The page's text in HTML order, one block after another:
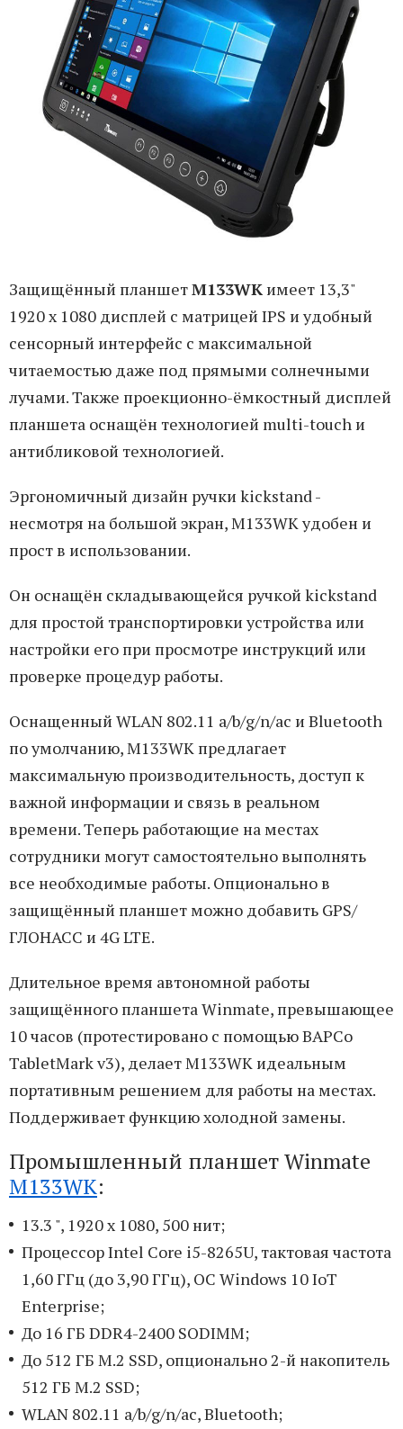
Защищённый планшетM133WK имеет 13,3"
1920 x 1080 дисплей с матрицей IPS и удобный
сенсорный интерфейс с максимальной
читаемостью даже под прямыми солнечными
лучами. Также проекционно-ёмкостный дисплей
планшета оснащён технологией multi-touch и
антибликовой технологией.
Эргономичный дизайн ручки kickstand -
несмотря на большой экран, M133WK удобен и
прост в использовании.
Он оснащён складывающейся ручкой kickstand
для простой транспортировки устройства или
настройки его при просмотре инструкций или
проверке процедур работы.
Оснащенный WLAN 802.11 a/b/g/n/ac и Bluetooth
по умолчанию, M133WK предлагает
максимальную производительность, доступ к
важной информации и связь в реальном
времени. Теперь работающие на местах
сотрудники могут самостоятельно выполнять
все необходимые работы. Опционально в
защищённый планшет можно добавить GPS/
ГЛОНАСС и 4G LTE.
Длительное время автономной работы
защищённого планшета Winmate, превышающее
10 часов (протестировано с помощью BAPCo
TabletMark v3), делает M133WK идеальным
портативным решением для работы на местах.
Поддерживает функцию холодной замены.
Промышленный планшет Winmate
M133WK:
13.3 ", 1920 x 1080, 500 нит;
Процессор Intel Core i5-8265U, тактовая частота
1,60 ГГц (до 3,90 ГГц), ОС Windows 10 IoT
Enterprise;
До 16 ГБ DDR4-2400 SODIMM;
До 512 ГБ M.2 SSD, опционально 2-й накопитель
512 ГБ M.2 SSD;
WLAN 802.11 a/b/g/n/ac, Bluetooth;